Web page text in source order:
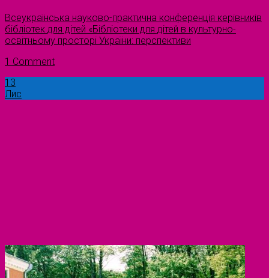
Всеукраїнська науково-практична конференція керівників
бібліотек для дітей «Бібліотеки для дітей в культурно-
освітньому просторі України: перспективи
1 Comment
13
Лис